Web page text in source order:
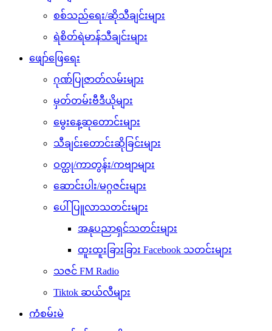
စစ်သည်ရေး/ဆိုသီချင်းများ
ရဲစိတ်ရဲမာန်သီချင်းများ
ဖျော်ဖြေရေး
ဂုဏ်ပြုဇာတ်လမ်းများ
မှတ်တမ်းဗီဒီယိုများ
မွေးနေ့ဆုတောင်းများ
သီချင်းတောင်းဆိုခြင်းများ
ဝတ္ထု/ကာတွန်း/ကဗျာများ
ဆောင်းပါး/မဂ္ဂဇင်းများ
ပေါ်ပြူလာသတင်းများ
အနုပညာရှင်သတင်းများ
ထူးထူးခြားခြား Facebook သတင်းများ
သဇင် FM Radio
Tiktok ဆယ်လီများ
ကံစမ်းမဲ